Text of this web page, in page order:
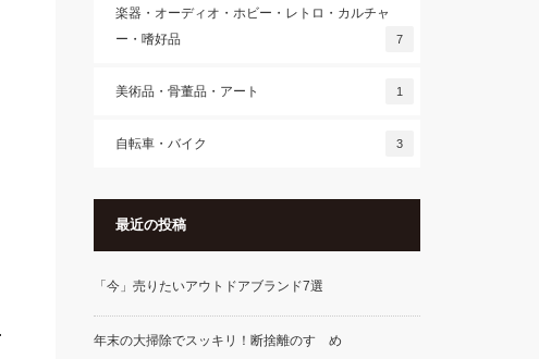
楽器・オーディオ・ホビー・レトロ・カルチャ
ー・嗜好品
7
美術品・骨董品・アート 1
自転車・バイク 3
最近の投稿
「今」売りたいアウトドアブランド7選
年末の大掃除でスッキリ！断捨離のすゝめ